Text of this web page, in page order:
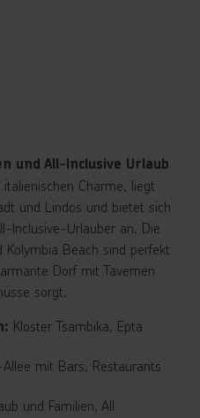
und All-Inclusive Urlaub
Charme, liegt
und Lindos und bietet sich
Inclusive-Urlauber an. Die
Kolymbia Beach sind perfekt
Dorf mit Tavernen
sorgt.
Kloster Tsambika, Epta
mit Bars, Restaurants
und Familien, All